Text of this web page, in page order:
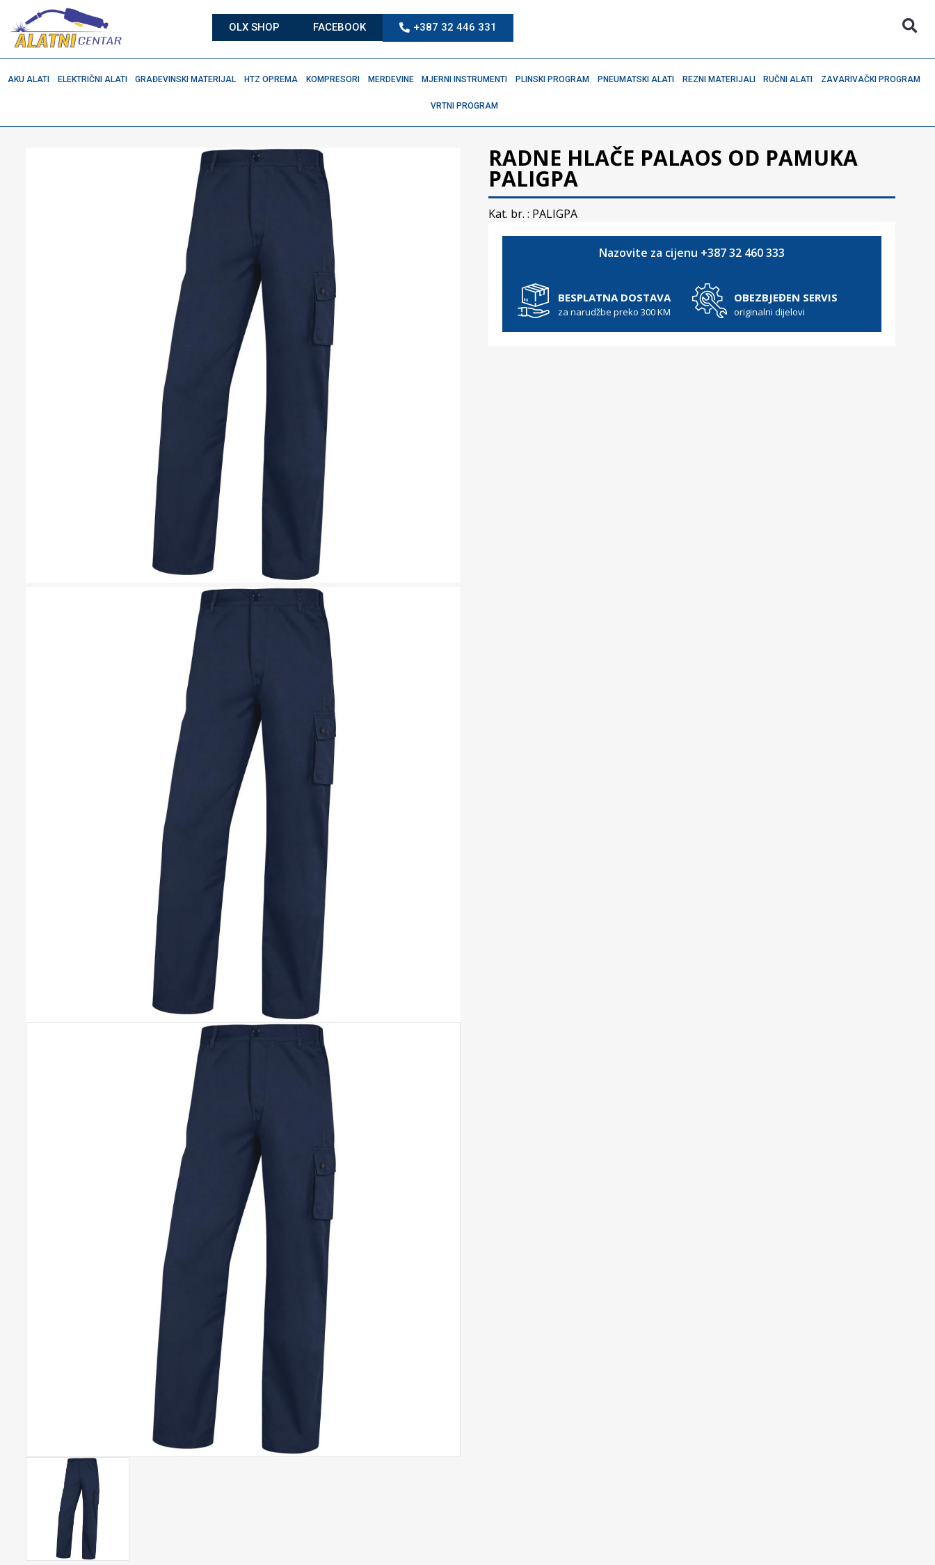
OLX SHOP FACEBOOK +387 32 446 331
AKU ALATI ELEKTRIČNI ALATI GRAĐEVINSKI MATERIJAL HTZ OPREMA KOMPRESORI MERDEVINE MJERNI INSTRUMENTI PLINSKI PROGRAM PNEUMATSKI ALATI REZNI MATERIJALI RUČNI ALATI ZAVARIVAČKI PROGRAM
VRTNI PROGRAM
RADNE HLAČE PALAOS OD PAMUKA
PALIGPA
Kat. br. : PALIGPA
Nazovite za cijenu +387 32 460 333
BESPLATNA DOSTAVA
za narudžbe preko 300 KM
OBEZBJEĐEN SERVIS
originalni dijelovi